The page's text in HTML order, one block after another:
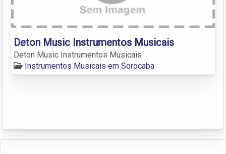
Deton Music Instrumentos Musicais
Deton Music Instrumentos Musicais
Instrumentos Musicais em Sorocaba